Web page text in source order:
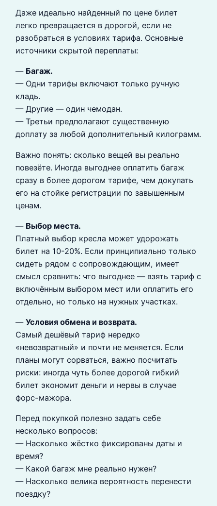
Даже идеально найденный по цене билет
легко превращается в дорогой, если не
разобраться в условиях тарифа. Основные
источники скрытой переплаты:
— Багаж.
— Одни тарифы включают только ручную
кладь.
— Другие — один чемодан.
— Третьи предполагают существенную
доплату за любой дополнительный килограмм.
Важно понять: сколько вещей вы реально
повезёте. Иногда выгоднее оплатить багаж
сразу в более дорогом тарифе, чем докупать
его на стойке регистрации по завышенным
ценам.
— Выбор места.
Платный выбор кресла может удорожать
билет на 10-20%. Если принципиально только
сидеть рядом с сопровождающим, имеет
смысл сравнить: что выгоднее — взять тариф с
включённым выбором мест или оплатить его
отдельно, но только на нужных участках.
— Условия обмена и возврата.
Самый дешёвый тариф нередко
«невозвратный» и почти не меняется. Если
планы могут сорваться, важно посчитать
риски: иногда чуть более дорогой гибкий
билет экономит деньги и нервы в случае
форс-мажора.
Перед покупкой полезно задать себе
несколько вопросов:
— Насколько жёстко фиксированы даты и
время?
— Какой багаж мне реально нужен?
— Насколько велика вероятность перенести
поездку?